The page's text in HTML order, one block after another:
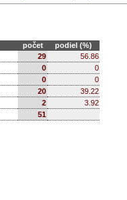
počet
podiel (%)
29
56.86
0
0
0
0
20
39.22
2
3.92
51